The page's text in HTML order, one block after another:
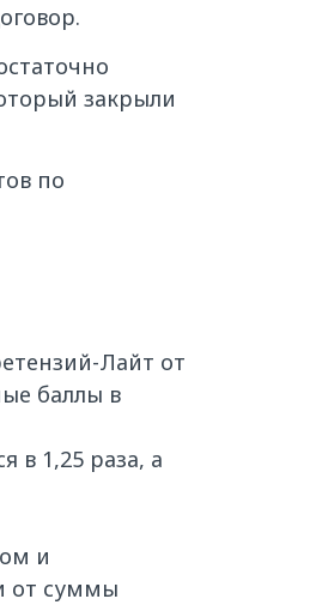
закрыли
по
Лайт от
баллы в
в 1,25 раза, а
и
от суммы